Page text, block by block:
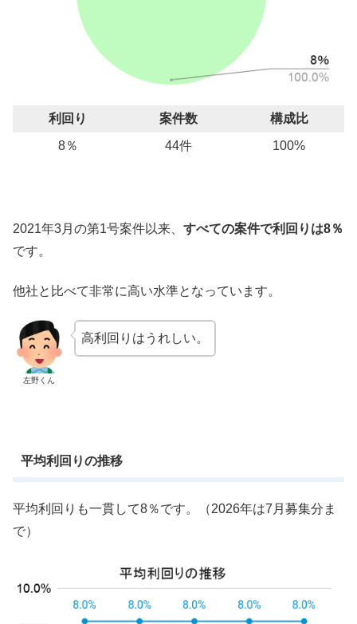
利回り 案件数
構成比
8％
44件 100%
2021年3月の第1号案件以来、 すべての案件で利回りは8％
です。
他社と比べて非常に高い水準となっています。
左野くん
高利回りはうれしい。
平均利回りの推移
平均利回りも一貫して8％です。（2026年は7月募集分ま
で）